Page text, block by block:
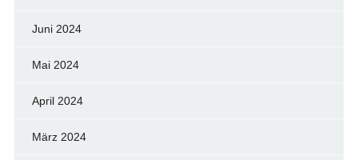
Juni 2024
Mai 2024
April 2024
März 2024